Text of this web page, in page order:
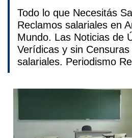
Todo lo que Necesitás
Reclamos salariales en
Mundo. Las Noticias de
Verídicas y sin
salariales. Periodismo